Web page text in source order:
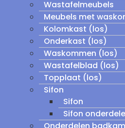
Wastafelmeubels
Meubels met
Kolomkast (los)
Onderkast (los)
Waskommen (los)
Wastafelblad (los)
Topplaat (los)
Sifon
Sifon
Sifon
Onderdelen